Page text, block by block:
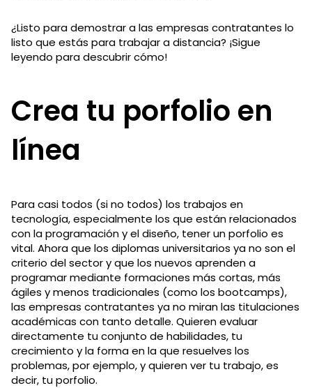
¿Listo para demostrar a las empresas contratantes lo
listo que estás para trabajar a distancia? ¡Sigue
leyendo para descubrir cómo!
Crea tu porfolio en
línea
Para casi todos (si no todos) los trabajos en
tecnología, especialmente los que están relacionados
con la programación y el diseño, tener un porfolio es
vital. Ahora que los diplomas universitarios ya no son el
criterio del sector y que los nuevos aprenden a
programar mediante formaciones más cortas, más
ágiles y menos tradicionales (como los bootcamps),
las empresas contratantes ya no miran las titulaciones
académicas con tanto detalle. Quieren evaluar
directamente tu conjunto de habilidades, tu
crecimiento y la forma en la que resuelves los
problemas, por ejemplo, y quieren ver tu trabajo, es
decir, tu porfolio.